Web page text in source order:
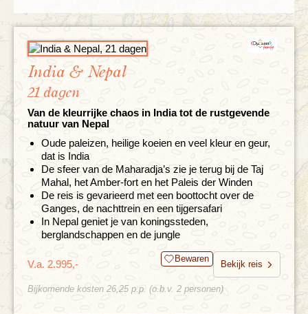
India & Nepal
21 dagen
Van de kleurrijke chaos in India tot de rustgevende
natuur van Nepal
Oude paleizen, heilige koeien en veel kleur en geur,
dat is India
De sfeer van de Maharadja’s zie je terug bij de Taj
Mahal, het Amber-fort en het Paleis der Winden
De reis is gevarieerd met een boottocht over de
Ganges, de nachttrein en een tijgersafari
In Nepal geniet je van koningssteden,
berglandschappen en de jungle
V.a. 2.995,- Bewaren
Bekijk reis
Bijkomende kosten 26,25 p.p. (o.b.v. 2 personen)